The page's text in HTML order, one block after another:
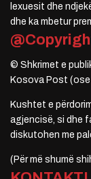
lexuesit dhe
dhe ka mbetur
© Shkrimet e
Kosova Post (ose
Kushtet e
agjencisë, si dhe
diskutohen me
(Për më shumë